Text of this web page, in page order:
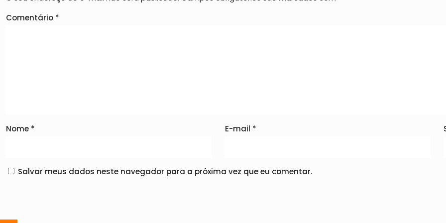
Comentário *
Nome * E-mail *
Salvar meus dados neste navegador para a próxima vez que eu comentar.